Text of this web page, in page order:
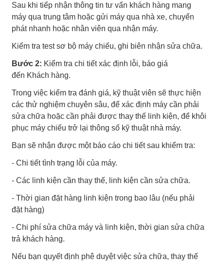
Sau khi tiếp nhận thông tin tư vấn khách hàng mang
máy qua trung tâm hoặc gửi máy qua nhà xe, chuyển
phát nhanh hoặc nhân viên qua nhận máy.
Kiểm tra test sơ bộ máy chiếu, ghi biên nhận sửa chữa.
Bước 2: Kiểm tra chi tiết xác định lỗi, báo giá
đến Khách hàng.
Trong việc kiểm tra đánh giá, kỹ thuật viên sẽ thực hiện
các thử nghiệm chuyên sâu, để xác định máy cần phải
sửa chữa hoặc cần phải được thay thế linh kiện, để khôi
phục máy chiếu trở lại thông số kỹ thuật nhà máy.
Bạn sẽ nhận được một báo cáo chi tiết sau khiểm tra:
- Chi tiết tình trạng lỗi của máy.
- Các linh kiện cần thay thế, linh kiện cần sửa chữa.
- Thời gian đặt hàng linh kiện trong bao lâu (nếu phải
đặt hàng)
- Chi phí sửa chữa máy và linh kiện, thời gian sửa chữa
trả khách hàng.
Nếu bạn quyết định phê duyệt việc sửa chữa, thay thế